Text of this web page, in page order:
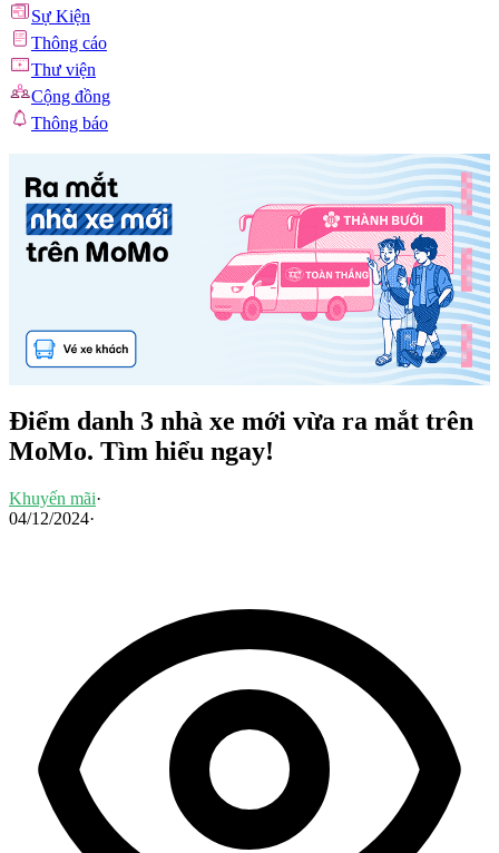
Sự Kiện
Thông cáo
Thư viện
Cộng đồng
Thông báo
Điểm danh 3 nhà xe mới vừa ra mắt trên
MoMo. Tìm hiểu ngay!
Khuyến mãi·
04/12/2024·